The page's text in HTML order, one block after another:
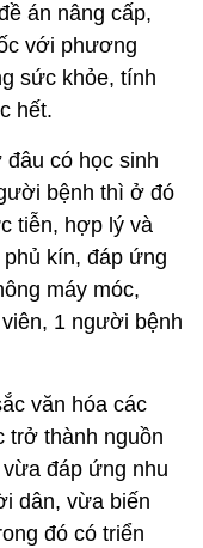
án nâng cấp,
với phương
sức khỏe, tính
hết.
có học sinh
bệnh thì ở đó
tiễn, hợp lý và
kín, đáp ứng
máy móc,
1 người bệnh
văn hóa các
trở thành nguồn
đáp ứng nhu
dân, vừa biến
đó có triển